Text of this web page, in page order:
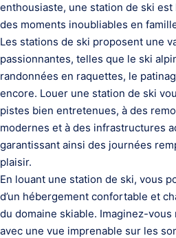
enthousiaste, une station de ski est
des moments inoubliables en
Les stations de ski proposent une
passionnantes, telles que le ski
randonnées en raquettes, le
encore. Louer une station de ski
pistes bien entretenues, à des
modernes et à des infrastructures
garantissant ainsi des journées
plaisir.
En louant une station de ski, vous
d’un hébergement confortable et
du domaine skiable. Imaginez-
avec une vue imprenable sur les